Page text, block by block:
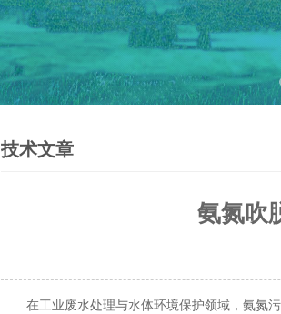
技术文章
氨氮吹
在工业废水处理与水体环境保护领域，氨氮污